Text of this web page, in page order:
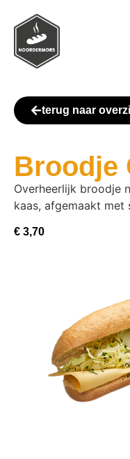
terug naar
Broodje
Overheerlijk broodje
kaas, afgemaakt met
€ 3,70